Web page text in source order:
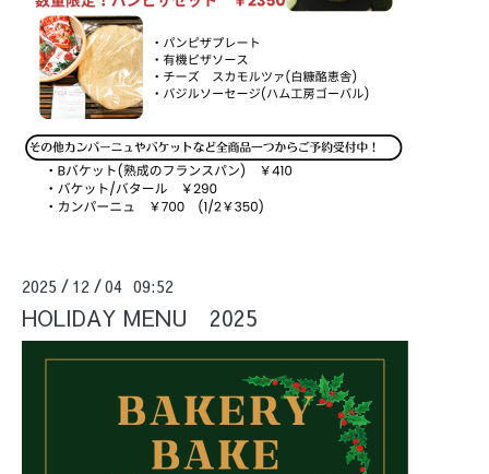
2025 / 12 /04 09:52
HOLIDAY MENU 2025